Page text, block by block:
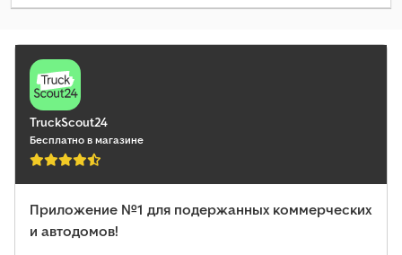
общая ширина:2 220 мм, общая высота:2 920 мм,
вес:4 100 кг, Оборудование:ABS, кондиционер,
навигационная система, полный привод, сажевый фильтр,
центральный замок, электронная программа стабилизации
(ESP),
TruckScout24
Бесплатно в магазине
Приложение №1 для подержанных коммерческих
и автодомов!